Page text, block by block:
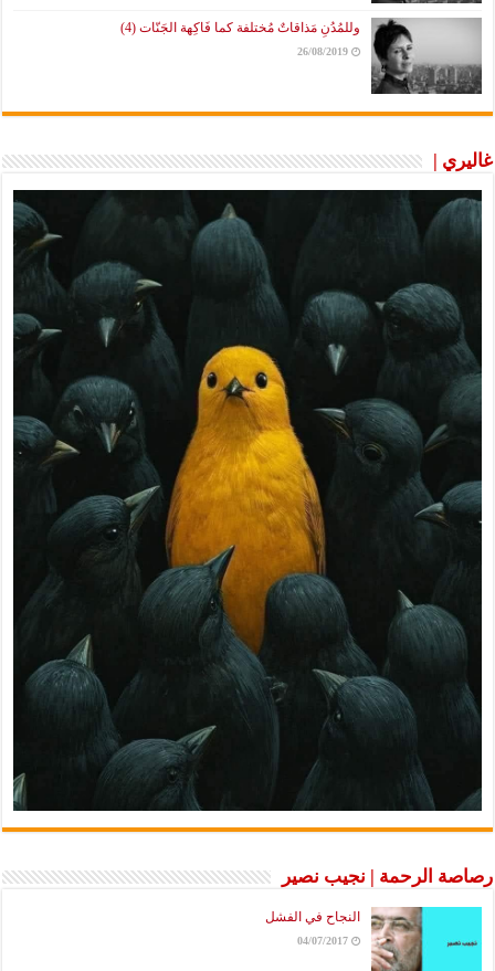
وللمُدُنِ مَذاقاتٌ مُختلفة كما فَاكِهة الجَنّات (4)
26/08/2019
غاليري |
رصاصة الرحمة | نجيب نصير
النجاح في الفشل
04/07/2017